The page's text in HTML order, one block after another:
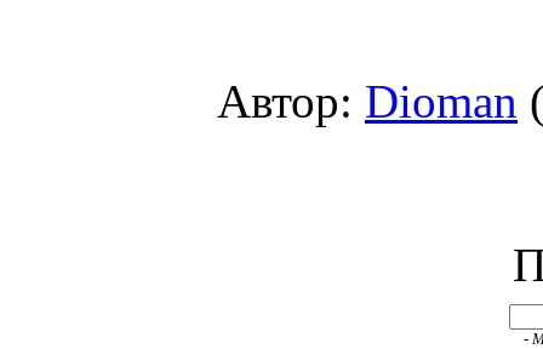
Автор: Dioman
-